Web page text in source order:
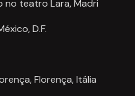
no teatro Lara, Madri
D.F.
Florença, Itália